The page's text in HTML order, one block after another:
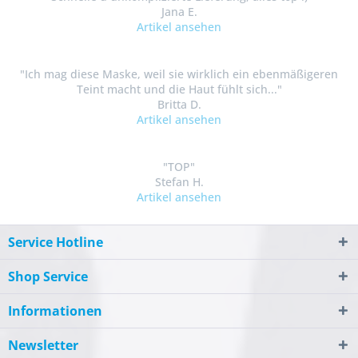
Jana E.
Artikel ansehen
"Ich mag diese Maske, weil sie wirklich ein ebenmäßigeren
Teint macht und die Haut fühlt sich..."
Britta D.
Artikel ansehen
"TOP"
Stefan H.
Artikel ansehen
Service Hotline
Shop Service
Informationen
Newsletter